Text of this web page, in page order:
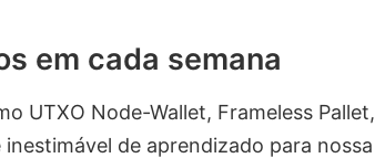
em cada semana
UTXO Node-Wallet, Frameless Pallet,
de aprendizado para nossa